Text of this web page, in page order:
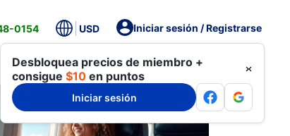
0154 USD Iniciar sesión / Registrarse
Desbloquea precios de miembro +
consigue $10 en puntos
Iniciar sesión